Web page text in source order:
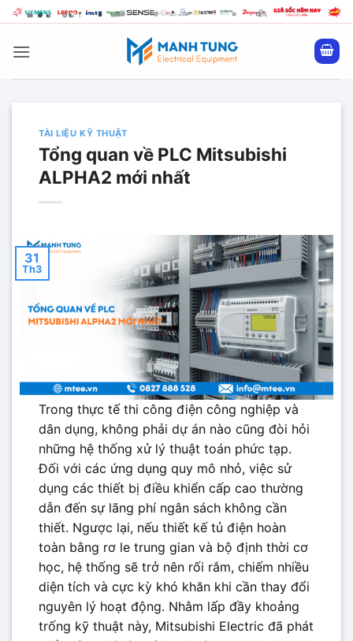
Bỏ
qua
nội
TÀI LIỆU KỸ THUẬT
Tổng quan về PLC Mitsubishi
ALPHA2 mới nhất
31
Th3
Trong thực tế thi công điện công nghiệp và
dân dụng, không phải dự án nào cũng đòi hỏi
những hệ thống xử lý thuật toán phức tạp.
Đối với các ứng dụng quy mô nhỏ, việc sử
dụng các thiết bị điều khiển cấp cao thường
dẫn đến sự lãng phí ngân sách không cần
thiết. Ngược lại, nếu thiết kế tủ điện hoàn
toàn bằng rơ le trung gian và bộ định thời cơ
học, hệ thống sẽ trở nên rối rắm, chiếm nhiều
diện tích và cực kỳ khó khăn khi cần thay đổi
nguyên lý hoạt động. Nhằm lấp đầy khoảng
trống kỹ thuật này, Mitsubishi Electric đã phát